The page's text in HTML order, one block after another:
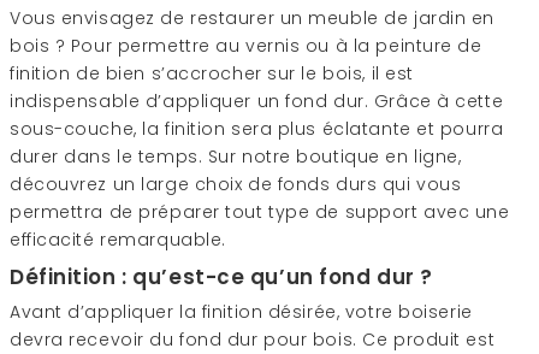
Vous envisagez de restaurer un meuble de jardin en
bois ? Pour permettre au vernis ou à la peinture de
finition de bien s’accrocher sur le bois, il est
indispensable d’appliquer un fond dur. Grâce à cette
sous-couche, la finition sera plus éclatante et pourra
durer dans le temps. Sur notre boutique en ligne,
découvrez un large choix de fonds durs qui vous
permettra de préparer tout type de support avec une
efficacité remarquable.
Définition : qu’est-ce qu’un fond dur ?
Avant d’appliquer la finition désirée, votre boiserie
devra recevoir du fond dur pour bois. Ce produit est